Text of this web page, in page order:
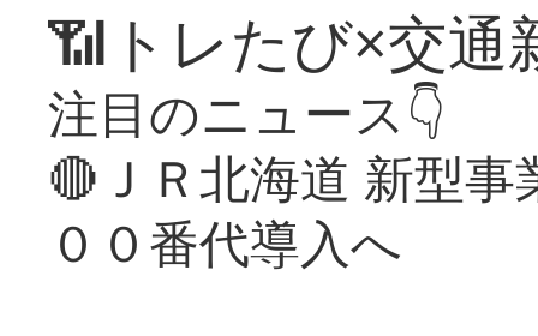
📶トレたび×交通
注目のニュース👇
🔴ＪＲ北海道 新型
００番代導入へ